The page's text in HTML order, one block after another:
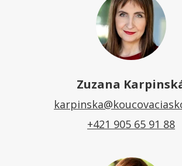
Zuzana
+421 905 65 91 88